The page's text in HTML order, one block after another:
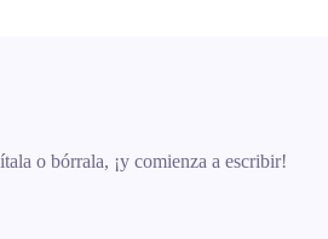
o bórrala, ¡y comienza a escribir!